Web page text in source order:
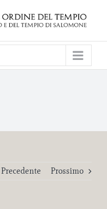
Precedente Prossimo